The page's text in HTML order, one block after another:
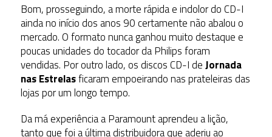
Bom, prosseguindo, a morte rápida e indolor do CD-I
ainda no início dos anos 90 certamente não abalou o
mercado. O formato nunca ganhou muito destaque e
poucas unidades do tocador da Philips foram
vendidas. Por outro lado, os discos CD-I deJornada
nas Estrelasficaram empoeirando nas prateleiras das
lojas por um longo tempo.
Da má experiência a Paramount aprendeu a lição,
tanto que foi a última distribuidora que aderiu ao